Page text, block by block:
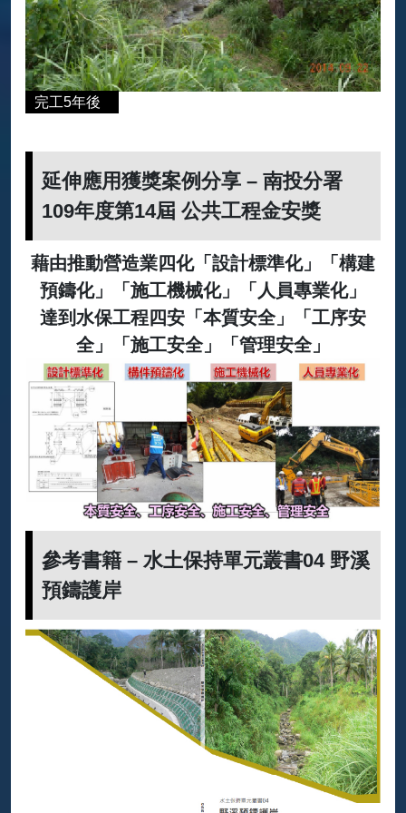
完工5年後
延伸應用獲獎案例分享 – 南投分署
109年度第14屆 公共工程金安獎
藉由推動營造業四化「設計標準化」「構建
預鑄化」「施工機械化」「人員專業化」
達到水保工程四安「本質安全」「工序安
全」「施工安全」「管理安全」
參考書籍 – 水土保持單元叢書04 野溪
預鑄護岸